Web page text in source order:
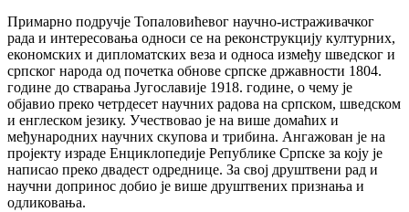
Примарно подручје Топаловићевог научно-истраживачког
рада и интересовања односи се на реконструкцију културних,
економских и дипломатских веза и односа између шведског и
српског народа од почетка обнове српске државности 1804.
године до стварања Југославије 1918. године, о чему је
објавио преко четрдесет научних радова на српском, шведском
и енглеском језику. Учествовао је на више домаћих и
међународних научних скупова и трибина. Ангажован је на
пројекту израде Енциклопедије Републике Српске за коју је
написао преко двадест одреднице. За свој друштвени рад и
научни допринос добио је више друштвених признања и
одликовања.